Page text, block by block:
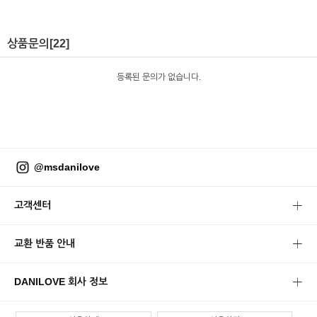
상품문의 [22]
등록된 문의가 없습니다.
@msdanilove
고객센터
교환 반품 안내
DANILOVE 회사 정보